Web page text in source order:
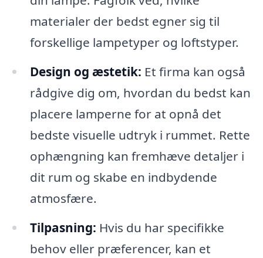
materialer der bedst egner sig til
forskellige lampetyper og loftstyper.
Design og æstetik: Et firma kan også
rådgive dig om, hvordan du bedst kan
placere lamperne for at opnå det
bedste visuelle udtryk i rummet. Rette
ophængning kan fremhæve detaljer i
dit rum og skabe en indbydende
atmosfære.
Tilpasning: Hvis du har specifikke
behov eller præferencer, kan et